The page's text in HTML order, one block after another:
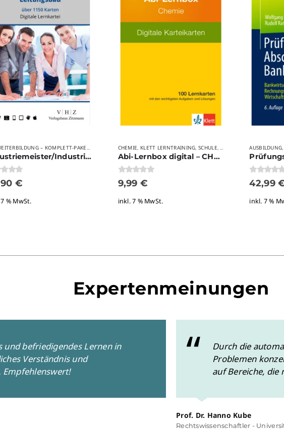
IHK-WEITERBILDUNG – KOMPLETT-PAKETE INDUSTRIEMEISTER,INDUSTRIEMEISTER ,MEISTER ,
Industriemeister/Industriemeisterin Leitungsbau
5 €
% MwSt.
CHEMIE, KLETT LERNTRAINING,SCHULE,
Abi-Lernbox digital – CHEMIE 1.2
0von 5
9,99€
inkl. 7 % MwSt.
AUSBILDUNG,
0von 5
42,99
inkl. 7 %
Expertenmeinungen
und befriedigendes Lernen in
Verständnis und
Empfehlenswert!
Durch die
Problemen
auf Bereiche, die
Prof. Dr. Hanno Kube
Rechtswissenschaftler -